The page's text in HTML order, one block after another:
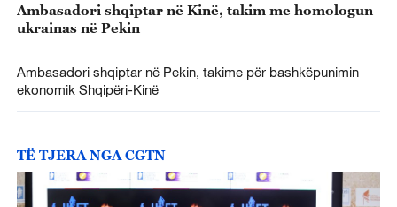
Ambasadori shqiptar në Kinë, takim me homologun
ukrainas në Pekin
Ambasadori shqiptar në Pekin, takime për bashkëpunimin
ekonomik Shqipëri-Kinë
TË TJERA NGA CGTN